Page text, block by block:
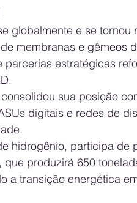
globalmente e se tornou
membranas e gêmeos
estratégicas
sua posição
digitais e redes de
hidrogênio, participa de
produzirá 650
a transição energética